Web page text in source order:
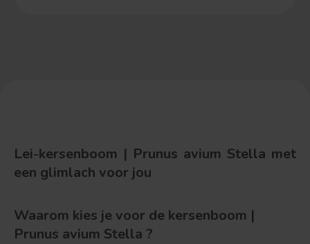
Lei-kersenboom | Prunus avium Stella met
een glimlach voor jou
Waarom kies je voor de kersenboom |
Prunus avium Stella ?